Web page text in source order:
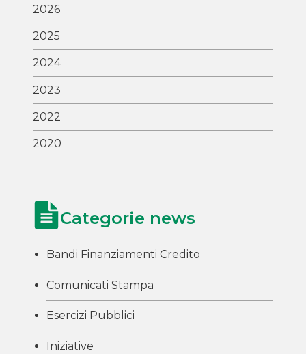
2026
2025
2024
2023
2022
2020
Categorie news
Bandi Finanziamenti Credito
Comunicati Stampa
Esercizi Pubblici
Iniziative